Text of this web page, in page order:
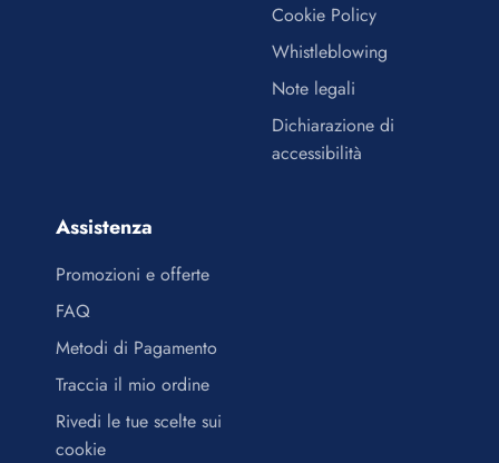
Cookie Policy
Whistleblowing
Note legali
Dichiarazione di
accessibilità
Assistenza
Promozioni e offerte
FAQ
Metodi di Pagamento
Traccia il mio ordine
Rivedi le tue scelte sui
cookie